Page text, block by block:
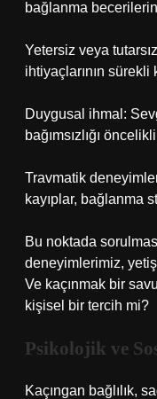
bağlanma
Yetersiz veya
ihtiyaçlarının sürekli
Duygusal ihmal:
bağımsızlığı
Travmatik
kayıplar, bağlanma
Bu noktada
deneyimlerimiz,
Ve kaçınmak bir
kişisel bir tercih mi?
Psikolojik ve
Kaçıngan bağlılık,